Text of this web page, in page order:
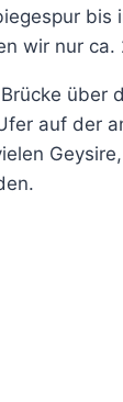
bis
wir nur ca.
über
auf der